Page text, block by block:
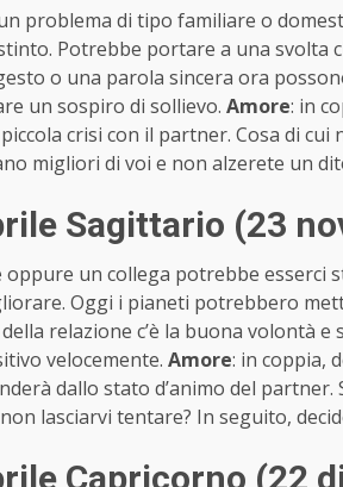
problema di tipo familiare o
Potrebbe portare a una svolta
o una parola sincera ora
un sospiro di sollievo. Amore: in
crisi con il partner. Cosa di cui
migliori di voi e non alzerete un
Sagittario (23
un collega potrebbe esserci
Oggi i pianeti potrebbero
relazione c’è la buona volontà
velocemente. Amore: in coppia,
dallo stato d’animo del partner.
lasciarvi tentare? In seguito,
Capricorno (22